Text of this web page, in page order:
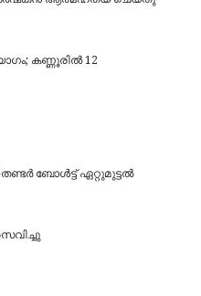
കണ്ണൂരിൽ 12
ബോൾട്ട് ഏറ്റുമുട്ടൽ